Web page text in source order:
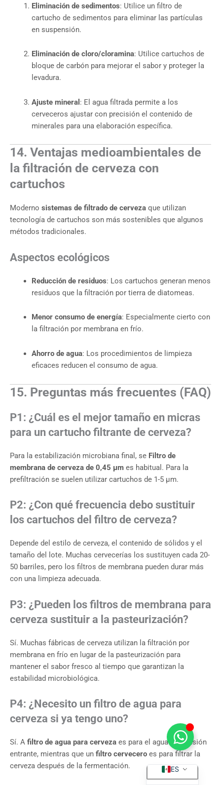
Eliminación de sedimentos: Utilice un filtro de
cartucho de sedimentos para eliminar las partículas
en suspensión.
Eliminación de cloro/cloramina: Utilice cartuchos de
bloque de carbón para mejorar el sabor y proteger la
levadura.
Ajuste mineral : El agua filtrada permite a los
cerveceros ajustar con precisión el contenido de
minerales para una elaboración específica.
14. Ventajas medioambientales de
la filtración de cerveza con
cartuchos
Moderno sistemas de filtrado de cerveza que utilizan
tecnología de cartuchos son más sostenibles que algunos
métodos tradicionales.
Aspectos ecológicos
Reducción de residuos: Los cartuchos generan menos
residuos que la filtración por tierra de diatomeas.
Menor consumo de energía: Especialmente cierto con
la filtración por membrana en frío.
Ahorro de agua: Los procedimientos de limpieza
eficaces reducen el consumo de agua.
15. Preguntas más frecuentes (FAQ)
P1: ¿Cuál es el mejor tamaño en micras
para un cartucho filtrante de cerveza?
Para la estabilización microbiana final, se Filtro de
membrana de cerveza de 0,45 μm es habitual. Para la
prefiltración se suelen utilizar cartuchos de 1-5 μm.
P2: ¿Con qué frecuencia debo sustituir
los cartuchos del filtro de cerveza?
Depende del estilo de cerveza, el contenido de sólidos y el
tamaño del lote. Muchas cervecerías los sustituyen cada 20-
50 barriles, pero los filtros de membrana pueden durar más
con una limpieza adecuada.
P3: ¿Pueden los filtros de membrana para
cerveza sustituir a la pasteurización?
Sí. Muchas fábricas de cerveza utilizan la filtración por
membrana en frío en lugar de la pasteurización para
mantener el sabor fresco al tiempo que garantizan la
estabilidad microbiológica.
P4: ¿Necesito un filtro de agua para
cerveza si ya tengo uno?
Sí. A filtro de agua para cerveza es para el agua de infusión
entrante, mientras que un filtro cervecero es para filtrar la
cerveza después de la fermentación.
ES
EN